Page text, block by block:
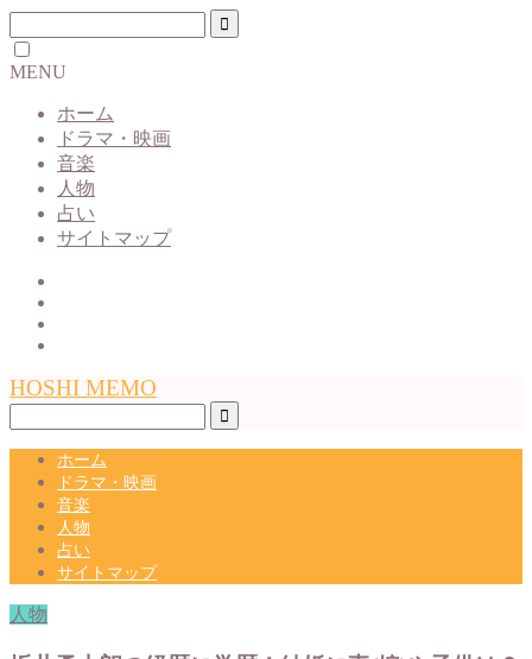
MENU
ホーム
ドラマ・映画
音楽
人物
占い
サイトマップ
HOSHI MEMO
ホーム
ドラマ・映画
音楽
人物
占い
サイトマップ
人物